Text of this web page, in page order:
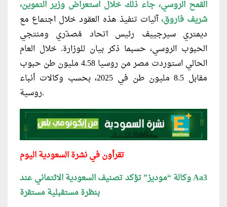
القمح الروسي، جاء ذلك خلال استعراض وزير التموين،
شريف فاروق، آليات تنفيذ هذه العقود خلال اجتماع مع
ديمتري سيرجييف رئيس اتحاد مُصدّري ومنتجي
الحبوب الروسي، حسبما ذكر بيان للوزارة. خلال العام
الحالي استوردت مصر من روسيا 4.58 مليون طن حبوب
مقابل 8.5 مليون طن في 2025، بحسب وكالات أنباء
روسية.
تقرأون في نشرة السعودية اليوم
وكالة “موديز” تؤكد تصنيف السعودية الائتماني عندAa3
بنظرة مستقبلية مستقرة